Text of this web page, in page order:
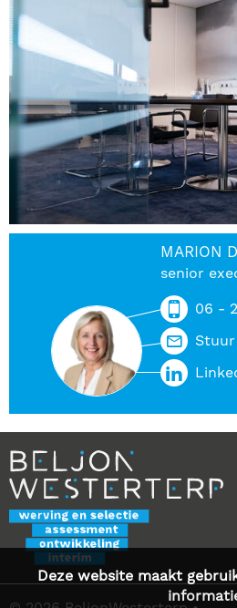
Deze website maakt
MARION
senior
06 -